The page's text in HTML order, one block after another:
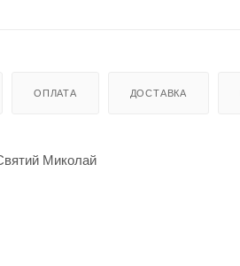
ОПЛАТА ДОСТАВКА
Миколай